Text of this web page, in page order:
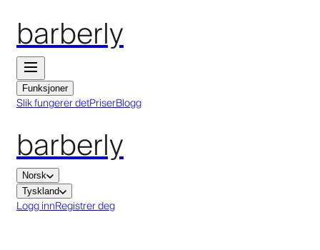
barberly
Funksjoner
Slik fungerer detPriserBlogg
barberly
Norsk
Tyskland
Logg innRegistrer deg